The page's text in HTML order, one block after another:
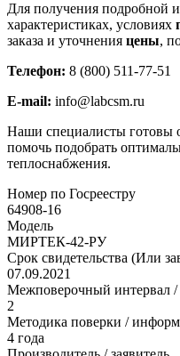
Для получения подробной
характеристиках, условиях
заказа и уточнения цены,
Телефон: 8 (800) 511-77-51
E-mail: info@labcsm.ru
Наши специалисты готовы
помочь подобрать
теплоснабжения.
Номер по Госреестру
64908-16
Модель
МИРТЕК-42-РУ
Срок свидетельства (Или
07.09.2021
Межповерочный интервал /
2
Методика поверки /
4 года